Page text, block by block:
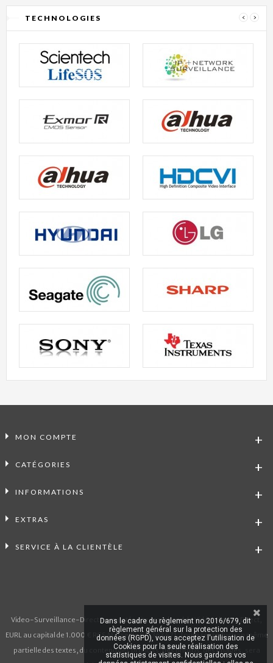
TECHNOLOGIES ‹ ›
MON COMPTE
CATÉGORIES
INFORMATIONS
EXTRAS
SERVICE À LA CLIENTÈLE
Video-Surveillance-Direct.com est le site marchand de Vidéo Alarme Direct,
EURL au capital de 1.000 € RCS Marseille 911 363 471. Toute reproduction même
partielle des textes, du contenu des produits, des photos, des images, sera
Dans le cadre du règlement no 2016/679, dit
règlement général sur la protection des
données (RGPD), vous acceptez l'utilisation de
Cookies pour la seule réalisation des
statistiques de visites. Nous gardons vos